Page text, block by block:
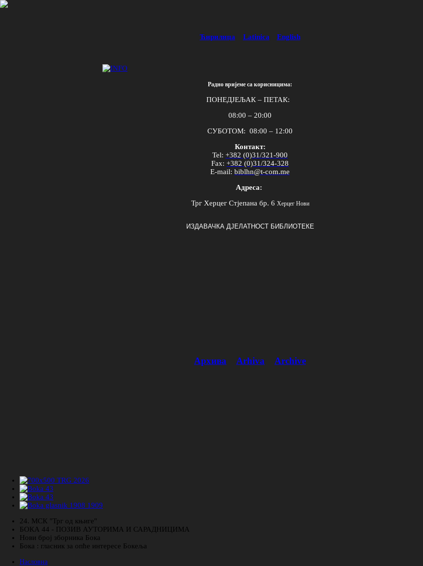
Ћирилица Latinica English
Радно вријеме са корисницима:
ПОНЕДЈЕЉАК – ПЕТАК:
08:00 – 20:00
СУБОТОМ: 08:00 – 12:00
Контакт:
Tel: +382 (0)31/321-900
Fax: +382 (0)31/324-328
E-mail: biblhn@t-com.me
Адреса:
Трг Херцег Стјепана бр. 6 Херцег Нови
ИЗДАВАЧКА ДЈЕЛАТНОСТ БИБЛИОТЕКЕ
Архива Arhiva Archive
24. МСК "Трг од књиге"
БОКА 44 - ПОЗИВ АУТОРИМА И САРАДНИЦИМА
Нови број зборника Бока
Бока : гласник за опће интересе Бокеља
Насловна